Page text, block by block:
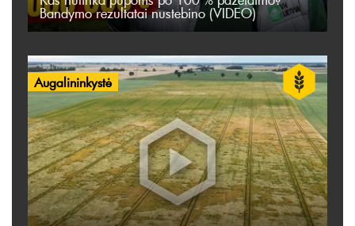
Bandymo rezultatai nustebino (VIDEO)
Augalininkystė